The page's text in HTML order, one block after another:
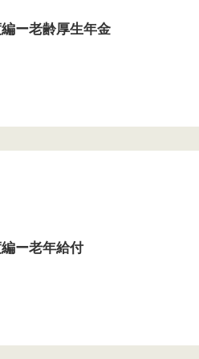
ー老齢厚生年金
ー老年給付